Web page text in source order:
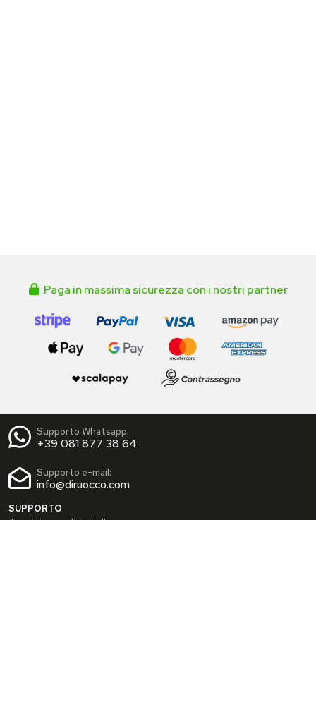
Paga in massima sicurezza con i nostri partner
Supporto Whatsapp:
+39 081 877 38 64
Supporto e-mail:
info@diruocco.com
SUPPORTO
Termini e condizioni d'uso